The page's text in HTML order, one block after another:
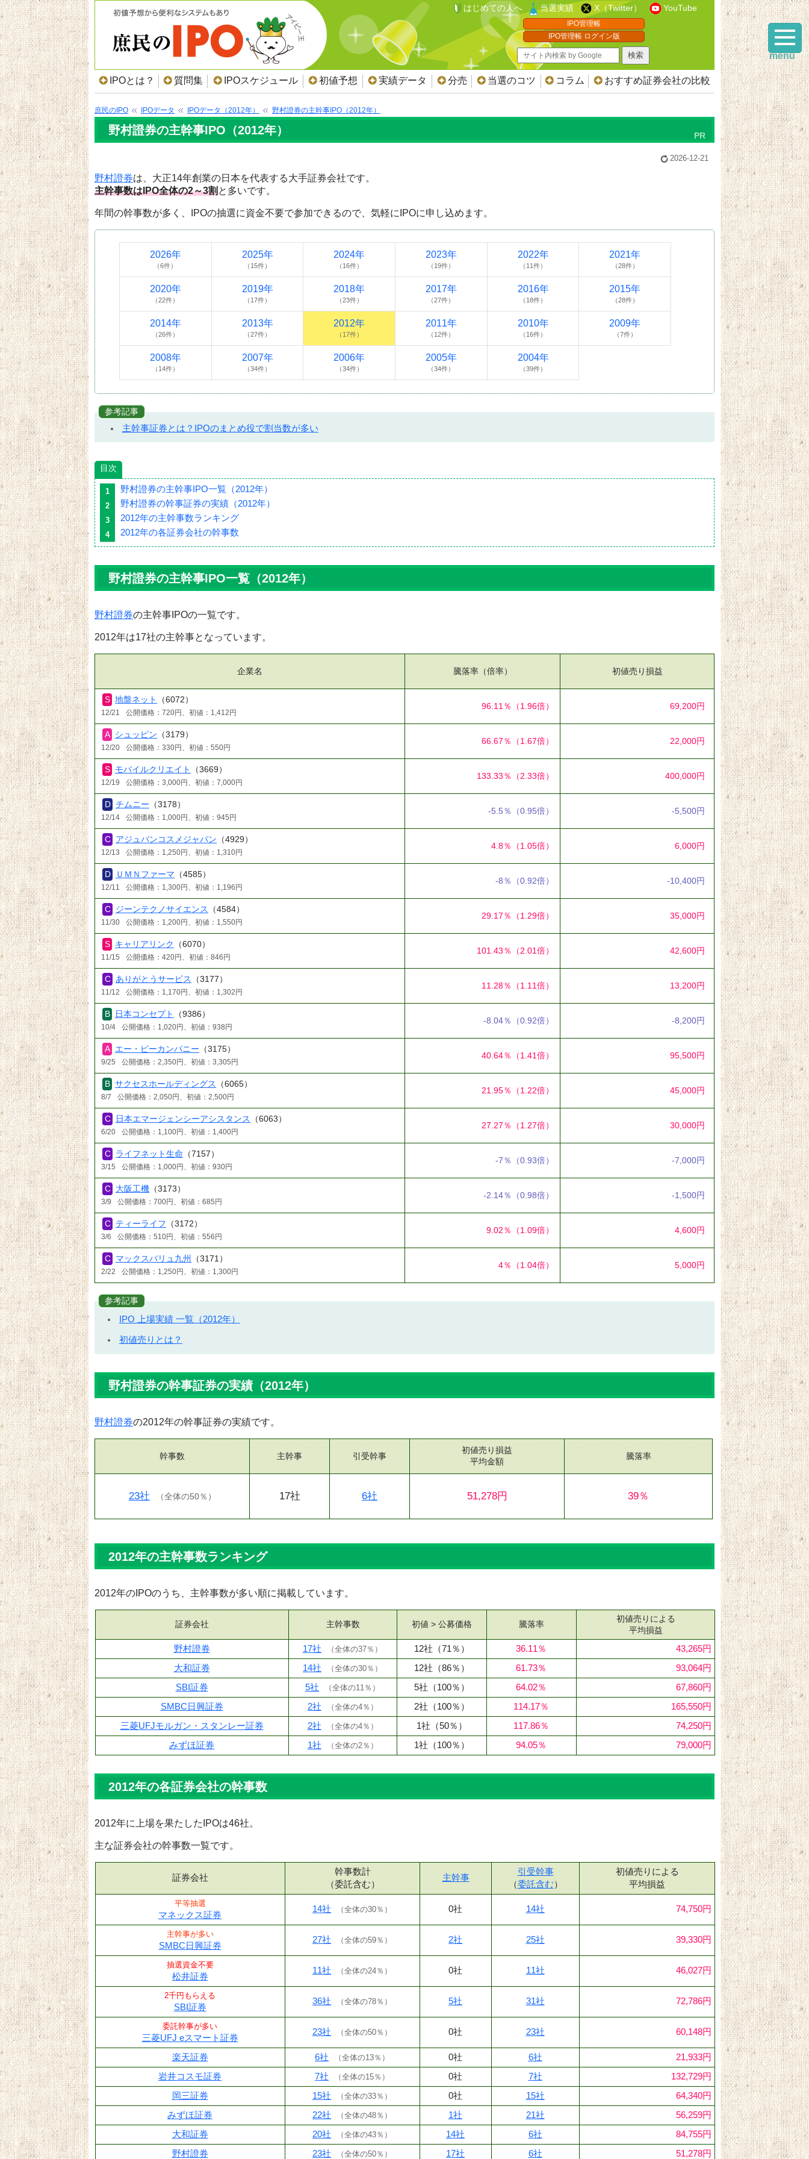
はじめての人へ 当選実績 X（Twitter） YouTube
IPO管理帳
IPO管理帳 ログイン版
IPOとは？ 質問集 IPOスケジュール 初値予想 実績データ 分売 当選のコツ コラム おすすめ証券会社の比較
庶民のIPO IPOデータ IPOデータ（2012年） 野村證券の主幹事IPO（2012年）
野村證券の主幹事IPO（2012年）
2026-12-21
野村證券は、大正14年創業の日本を代表する大手証券会社です。
主幹事数はIPO全体の2～3割 と多いです。
年間の幹事数が多く、IPOの抽選に資金不要で参加できるので、気軽にIPOに申し込めます。
2026年
（6件）
2025年
（15件）
2024年
（16件）
2023年
（19件）
2022年
（11件）
2021年
（28件）
2020年
（22件）
2019年
（17件）
2018年
（23件）
2017年
（27件）
2016年
（18件）
2015年
（28件）
2014年
（26件）
2013年
（27件）
2012年
（17件）
2011年
（12件）
2010年
（16件）
2009年
（7件）
2008年
（14件）
2007年
（34件）
2006年
（34件）
2005年
（34件）
2004年
（39件）
参考記事
主幹事証券とは？IPOのまとめ役で割当数が多い
目次
野村證券の主幹事IPO一覧（2012年）
野村證券の幹事証券の実績（2012年）
2012年の主幹事数ランキング
2012年の各証券会社の幹事数
野村證券の主幹事IPO一覧（2012年）
野村證券の主幹事IPOの一覧です。
2012年は17社の主幹事となっています。
企業名 騰落率（倍率） 初値売り損益
地盤ネット （6072）
12/21 公開価格：720円、初値：1,412円
96.11％ （1.96倍） 69,200円
シュッピン （3179）
12/20 公開価格：330円、初値：550円
66.67％ （1.67倍） 22,000円
モバイルクリエイト （3669）
12/19 公開価格：3,000円、初値：7,000円
133.33％ （2.33倍） 400,000円
チムニー （3178）
12/14 公開価格：1,000円、初値：945円
-5.5％ （0.95倍） -5,500円
アジュバンコスメジャパン （4929）
12/13 公開価格：1,250円、初値：1,310円
4.8％ （1.05倍） 6,000円
ＵＭＮファーマ （4585）
12/11 公開価格：1,300円、初値：1,196円
-8％ （0.92倍） -10,400円
ジーンテクノサイエンス （4584）
11/30 公開価格：1,200円、初値：1,550円
29.17％ （1.29倍） 35,000円
キャリアリンク （6070）
11/15 公開価格：420円、初値：846円
101.43％ （2.01倍） 42,600円
ありがとうサービス （3177）
11/12 公開価格：1,170円、初値：1,302円
11.28％ （1.11倍） 13,200円
日本コンセプト （9386）
10/4 公開価格：1,020円、初値：938円
-8.04％ （0.92倍） -8,200円
エー・ピーカンパニー （3175）
9/25 公開価格：2,350円、初値：3,305円
40.64％ （1.41倍） 95,500円
サクセスホールディングス （6065）
8/7 公開価格：2,050円、初値：2,500円
21.95％ （1.22倍） 45,000円
日本エマージェンシーアシスタンス （6063）
6/20 公開価格：1,100円、初値：1,400円
27.27％ （1.27倍） 30,000円
ライフネット生命 （7157）
3/15 公開価格：1,000円、初値：930円
-7％ （0.93倍） -7,000円
大阪工機 （3173）
3/9 公開価格：700円、初値：685円
-2.14％ （0.98倍） -1,500円
ティーライフ （3172）
3/6 公開価格：510円、初値：556円
9.02％ （1.09倍） 4,600円
マックスバリュ九州 （3171）
2/22 公開価格：1,250円、初値：1,300円
4％ （1.04倍） 5,000円
参考記事
IPO 上場実績 一覧（2012年）
初値売りとは？
野村證券の幹事証券の実績（2012年）
野村證券の2012年の幹事証券の実績です。
幹事数
23社 （全体の50％ ）
主幹事
17社
引受幹事
6社
初値売り損益
平均金額
51,278円
騰落率
39％
2012年の主幹事数ランキング
2012年のIPOのうち、主幹事数が多い順に掲載しています。
証券会社 主幹事数 初値 > 公募価格 騰落率
初値売りによる
平均損益
野村證券 17社 （全体の37％ ） 12社 （71％） 36.11％
43,265円
大和証券
14社 （全体の30％ ） 12社 （86％） 61.73％
93,064円
SBI証券
5社 （全体の11％ ） 5社 （100％） 64.02％
67,860円
SMBC日興証券
2社 （全体の4％ ） 2社 （100％） 114.17％
165,550円
三菱UFJモルガン・スタンレー証券
2社 （全体の4％ ） 1社 （50％） 117.86％
74,250円
みずほ証券
1社 （全体の2％ ） 1社 （100％） 94.05％ 79,000円
2012年の各証券会社の幹事数
2012年に上場を果たしたIPOは46社。
主な証券会社の幹事数一覧です。
証券会社
幹事数計
（委託含む）
主幹事
引受幹事
（委託含む）
初値売りによる
平均損益
平等抽選
マネックス証券
14社 （全体の30％ ） 0社 14社 74,750円
主幹事が多い
SMBC日興証券
27社 （全体の59％ ） 2社 25社 39,330円
抽選資金不要
松井証券
11社 （全体の24％ ） 0社 11社 46,027円
2千円もらえる
SBI証券
36社 （全体の78％ ） 5社 31社 72,786円
委託幹事が多い
三菱UFJ eスマート証券
23社 （全体の50％ ） 0社 23社 60,148円
楽天証券 6社 （全体の13％ ） 0社 6社
21,933円
岩井コスモ証券
7社 （全体の15％ ） 0社 7社
132,729円
岡三証券
15社 （全体の33％ ） 0社 15社
64,340円
みずほ証券
22社 （全体の48％ ） 1社 21社
56,259円
大和証券
20社 （全体の43％ ） 14社 6社
84,755円
野村證券
23社 （全体の50％ ） 17社 6社 51,278円
menu